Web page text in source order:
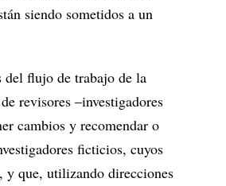
siendo sometidos a un
del flujo de trabajo de la
revisores ‒investigadores
cambios y recomendar o
ficticios, cuyos
y que, utilizando direcciones